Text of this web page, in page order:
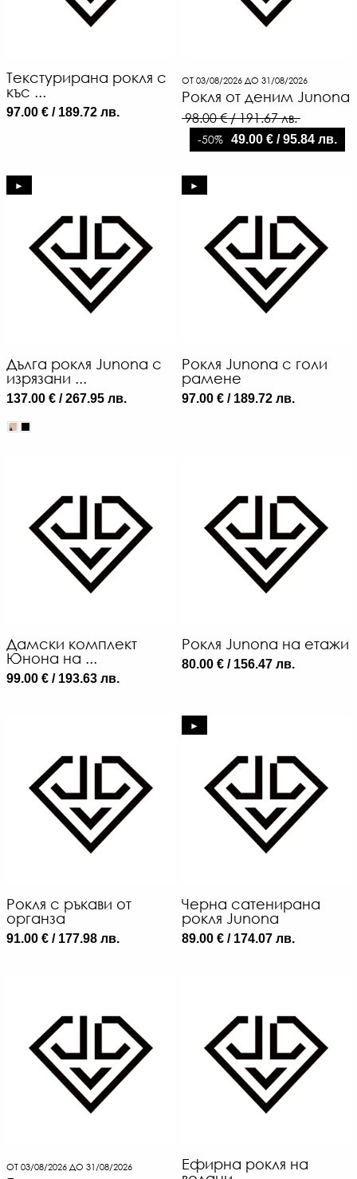
Текстурирана рокля с
къс ...
97.00 € / 189.72 лв.
ОТ 03/08/2026 ДО 31/08/2026
Рокля от деним Junona
98.00 € / 191.67 лв.
-50% 49.00 € / 95.84 лв.
►
Дълга рокля Junona с
изрязани ...
137.00 € / 267.95 лв.
►
Рокля Junona с голи
рамене
97.00 € / 189.72 лв.
Дамски комплект
Юнона на ...
99.00 € / 193.63 лв.
Рокля Junona на етажи
80.00 € / 156.47 лв.
Рокля с ръкави от
органза
91.00 € / 177.98 лв.
►
Черна сатенирана
рокля Junona
89.00 € / 174.07 лв.
ОТ 03/08/2026 ДО 31/08/2026 Ефирна рокля на